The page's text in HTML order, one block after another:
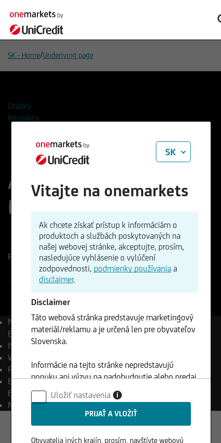
SK - Home/Underlying page
Otázky
Kontakty
Amundi Bavarian
Equity Fund - P-C/D
FR0013494879
WKN
A2P299
Referenčná cena167,7951Zmena
+0,23%+0,38
05.08.2026 - 18:15
Názov
Amundi Bavarian
Equity Fund - P-C/D
ISIN
FR0013494879
WKN
Reuters LP68620372
Bloomberg ABAVPCD FP
Equity
Mena
EUR
SK
Vitajte na onemarkets
Ak chcete získať prístup k informáciám o
produktoch a službách poskytovaných na
našej webovej stránke, akceptujte, prosím,
nasledujúce vyhlásenie o vylúčení
zodpovednosti, podmienky používania a
disclaimer.
Disclaimer
Táto webová stránka predstavuje marketingový
materiál/reklamu a je určená len pre obyvateľov
Slovenska.
Informácie na tejto stránke nepredstavujú
ponuku ani výzvu na nadobudnutie alebo predaj
akýchkoľvek cenných papierov a nesmú byť
klientom použité v žiadnej jurisdikcií, kde je
takéto použitie zakázané.
Uložiť nastavenia i
Obyvatelia iných krajín, prosím, navštívte webovú